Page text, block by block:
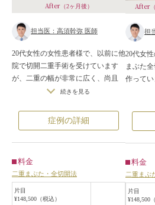
After（2ヶ月後）
担当医：高須幹弥 医師
20代女性の女性患者様で、以前に他
院で切開二重手術を受けています
が、二重の幅が非常に広く、尚且
つ、二重の幅の左右差が目立ってい
幅を狭くして左右差を修正する手術
をすることになりました。
手術は局所麻酔下に行い、前回の切
し、眼窩隔膜を開けた後、内部処理
を行い重瞼線を作成しました。
術後は程よく二重の幅が狭くなり、
左右差が目立たなくなりました。
続きを見る
症例の詳細
料金
二重まぶた・全切開法
片目
¥148,500（税込）
After
担
20代女
まぶた
作ってい
それな
らんで
り、や
まつ毛側
を狭くす
手術後
た状態
料金
二重まぶ
片目
¥148,500